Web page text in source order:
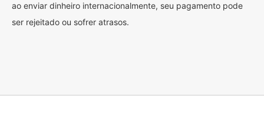
ao enviar dinheiro internacionalmente, seu pagamento pode
ser rejeitado ou sofrer atrasos.